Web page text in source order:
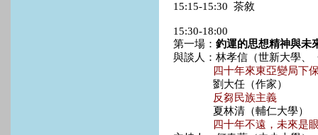
15:15-15:30 茶敘
15:30-18:00
第一場： 釣運的思想精神與未
與談人：林孝信（世新大學、
四十年來東亞變局下
劉大任（作家）
反芻民族主義
夏林清（輔仁大學）
四十年不遠，未來是